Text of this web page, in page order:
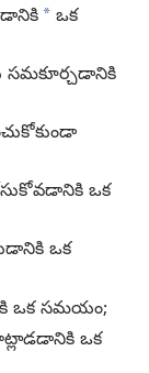
* ఒక
సమకూర్చడానికి
ఒక
ఒక
ఒక సమయం;
ఒక